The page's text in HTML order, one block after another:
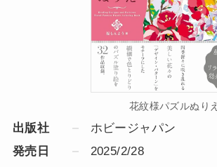
花紋様パズルぬりえ
出版社
ホビージャパン
発売日
2025/2/28